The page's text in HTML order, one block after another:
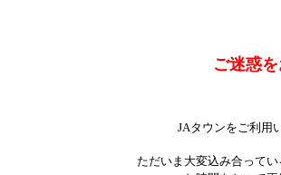
ご迷惑
JAタウンをご利用
ただいま大変込み合って